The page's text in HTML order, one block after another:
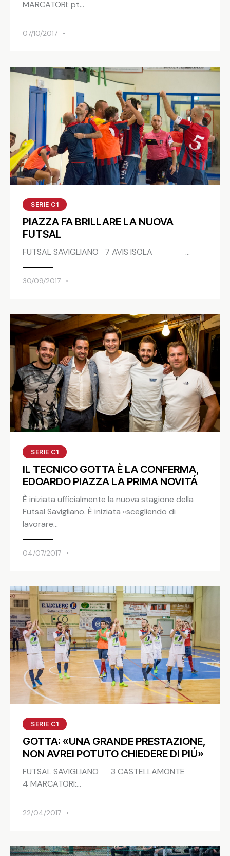
MARCATORI: pt…
07/10/2017
SERIE C1
PIAZZA FA BRILLARE LA NUOVA
FUTSAL
FUTSAL SAVIGLIANO 7 AVIS ISOLA …
30/09/2017
SERIE C1
IL TECNICO GOTTA È LA CONFERMA,
EDOARDO PIAZZA LA PRIMA NOVITÁ
È iniziata ufficialmente la nuova stagione della
Futsal Savigliano. È iniziata «scegliendo di
lavorare…
04/07/2017
SERIE C1
GOTTA: «UNA GRANDE PRESTAZIONE,
NON AVREI POTUTO CHIEDERE DI PIÚ»
FUTSAL SAVIGLIANO 3 CASTELLAMONTE
4 MARCATORI:…
22/04/2017